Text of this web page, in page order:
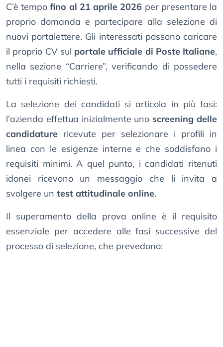
C’è tempofino al 21 aprile 2026 per presentare la
proprio domanda e partecipare alla selezione di
nuovi portalettere. Gli interessati possono caricare
il proprio CV sul portale ufficiale di Poste Italiane,
nella sezione “Carriere”, verificando di possedere
tutti i requisiti richiesti.
La selezione dei candidati si articola in più fasi:
l’azienda effettua inizialmente uno screening delle
candidature ricevute per selezionare i profili in
linea con le esigenze interne e che soddisfano i
requisiti minimi. A quel punto, i candidati ritenuti
idonei ricevono un messaggio che li invita a
svolgere un test attitudinale online.
Il superamento della prova online è il requisito
essenziale per accedere alle fasi successive del
processo di selezione, che prevedono: